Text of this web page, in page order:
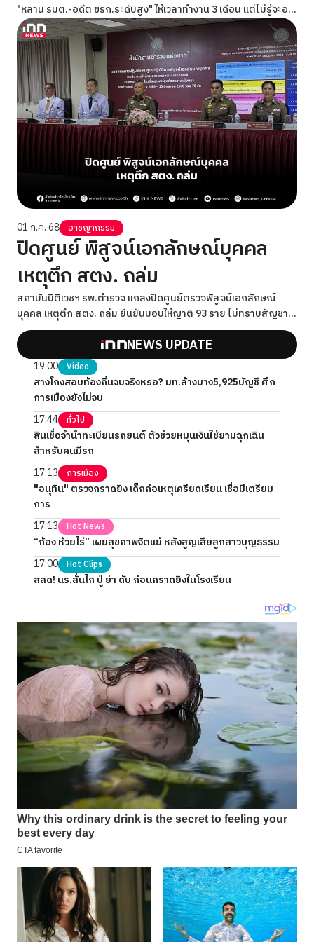
"หลาน รมต.-อดีต ขรก.ระดับสูง" ให้เวลาทำงาน 3 เดือน แต่ไม่รู้จะอยู่
ถึงหรือไม่
01 ก.ค. 68 อาชญากรรม
ปิดศูนย์ พิสูจน์เอกลักษณ์บุคคล
เหตุตึก สตง. ถล่ม
สถาบันนิติเวชฯ รพ.ตํารวจ แถลงปิดศูนย์ตรวจพิสูจน์เอกลักษณ์
บุคคล เหตุตึก สตง. ถล่ม ยืนยันมอบให้ญาติ 93 ราย ไม่ทราบสัญชาติ
2 ราย
NEWS UPDATE
19:00 Video
สางโกงสอบท้องถิ่นจบจริงหรอ? มท.ล้างบาง5,925บัญชี ศึก
การเมืองยังไม่จบ
17:44
ทั่วไป
สินเชื่อจำนำทะเบียนรถยนต์ ตัวช่วยหมุนเงินใช้ยามฉุกเฉิน
สำหรับคนมีรถ
17:13
การเมือง
"อนุทิน" ตรวจกราดยิง เด็กก่อเหตุเครียดเรียน เชื่อมีเตรียม
การ
17:13
Hot News
“ก้อง ห้วยไร่” เผยสุขภาพจิตแย่ หลังสูญเสียลูกสาวบุญธรรม
17:00
Hot Clips
สลด! นร.ลั่นไก ปู่ ย่า ดับ ก่อนกราดยิงในโรงเรียน